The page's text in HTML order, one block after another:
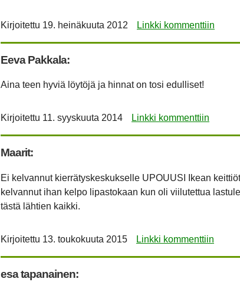
Kirjoitettu 19. heinäkuuta 2012 Linkki kommenttiin
Eeva Pakkala:
Aina teen hyviä löytöjä ja hinnat on tosi edulliset!
Kirjoitettu 11. syyskuuta 2014 Linkki kommenttiin
Maarit:
Ei kelvannut kierrätyskeskukselle UPOUUSI
Ikean
kelvannut ihan kelpo lipastokaan kun oli viilutettua
tästä lähtien kaikki.
Kirjoitettu 13. toukokuuta 2015 Linkki kommenttiin
esa tapanainen: